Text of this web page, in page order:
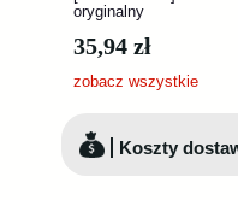
oryginalny
35,94 zł
zobacz wszystkie
Koszty